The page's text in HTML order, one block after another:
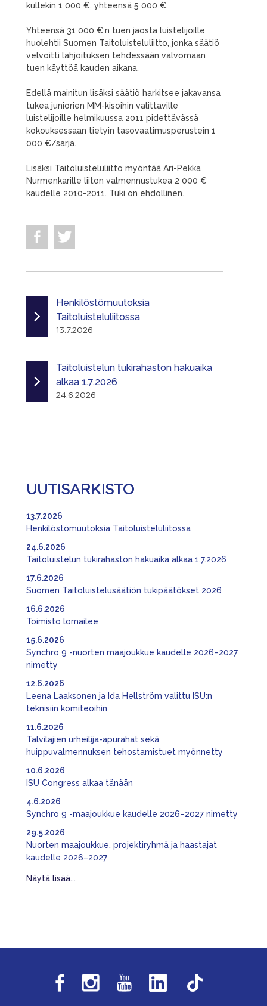
kullekin 1 000 €, yhteensä 5 000 €.
Yhteensä 31 000 €:n tuen jaosta luistelijoille
huolehtii Suomen Taitoluisteluliitto, jonka säätiö
velvoitti lahjoituksen tehdessään valvomaan
tuen käyttöä kauden aikana.
Edellä mainitun lisäksi säätiö harkitsee jakavansa
tukea juniorien MM-kisoihin valittaville
luistelijoille helmikuussa 2011 pidettävässä
kokouksessaan tietyin tasovaatimusperustein 1
000 €/sarja.
Lisäksi Taitoluisteluliitto myöntää Ari-Pekka
Nurmenkarille liiton valmennustukea 2 000 €
kaudelle 2010-2011. Tuki on ehdollinen.
Henkilöstömuutoksia
Taitoluisteluliitossa
13.7.2026
Taitoluistelun tukirahaston hakuaika
alkaa 1.7.2026
24.6.2026
UUTISARKISTO
Henkilöstömuutoksia Taitoluisteluliitossa
13.7.2026
Taitoluistelun tukirahaston hakuaika alkaa 1.7.2026
24.6.2026
Suomen Taitoluistelusäätiön tukipäätökset 2026
17.6.2026
Toimisto lomailee
16.6.2026
Synchro 9 -nuorten maajoukkue kaudelle 2026–2027
nimetty
15.6.2026
Leena Laaksonen ja Ida Hellström valittu ISU:n
teknisiin komiteoihin
12.6.2026
Talvilajien urheilija-apurahat sekä
huippuvalmennuksen tehostamistuet myönnetty
11.6.2026
ISU Congress alkaa tänään
10.6.2026
Synchro 9 -maajoukkue kaudelle 2026–2027 nimetty
4.6.2026
Nuorten maajoukkue, projektiryhmä ja haastajat
kaudelle 2026–2027
29.5.2026
Näytä lisää...